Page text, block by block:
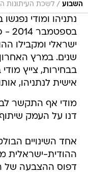
השבוע / לשכת העיתונות
נתניהו ומודי
שנים. במרץ
בבחירות, צייץ
אישית לנתניהו,
מודי אף התקשר
דנו על העמק
אחד השינויים
ההודית-ישראלית
דפוס ההצבעה של